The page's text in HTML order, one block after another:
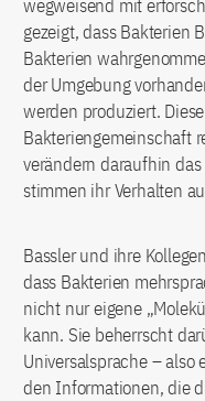
wegweisend mit
gezeigt, dass Bakterien
Bakterien
der Umgebung
werden produziert.
Bakteriengemeinschaft
verändern daraufhin
stimmen ihr Verhalten
Bassler und ihre
dass Bakterien
nicht nur eigene
kann. Sie beherrscht
Universalsprache – also
den Informationen, die